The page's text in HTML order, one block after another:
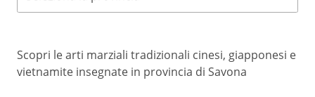
Scopri le arti marziali tradizionali cinesi, giapponesi e
vietnamite insegnate in provincia di Savona